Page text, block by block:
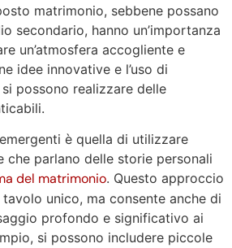
matrimonio, sebbene possano
secondario, hanno un’importanza
un’atmosfera accogliente e
idee innovative e l’uso di
possono realizzare delle
è quella di utilizzare
che parlano delle storie personali
del matrimonio. Questo approccio
unico, ma consente anche di
profondo e significativo ai
si possono includere piccole